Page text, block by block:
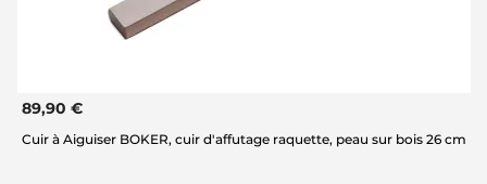
89,90 €
Cuir à Aiguiser BOKER, cuir d'affutage raquette, peau sur bois 26 cm